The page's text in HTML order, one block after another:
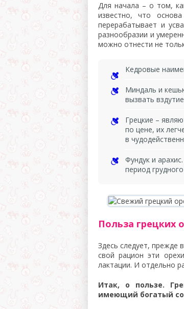
Для начала – о том,
известно, что
перерабатывает и
разнообразии и
можно отнести не
Кедровые
Миндаль и
вызвать
Грецкие –
по цене, их
в
Фундук и
период
Польза грецких
Здесь следует, прежде
свой рацион эти
лактации. И отдельно
Итак, о пользе.
имеющий богатый